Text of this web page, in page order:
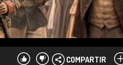
COMPARTIR